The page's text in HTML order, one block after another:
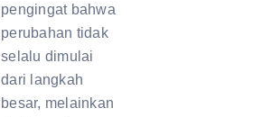
pengingat bahwa
perubahan tidak
selalu dimulai
dari langkah
besar, melainkan